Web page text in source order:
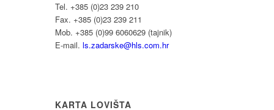
Tel. +385 (0)23 239 210
Fax. +385 (0)23 239 211
Mob. +385 (0)99 6060629 (tajnik)
E-mail. ls.zadarske@hls.com.hr
KARTA LOVIŠTA